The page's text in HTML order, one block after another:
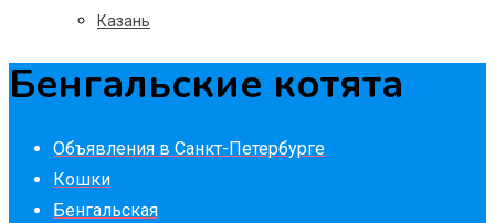
Казань
Бенгальские котята
Объявления в Санкт-Петербурге
Кошки
Бенгальская